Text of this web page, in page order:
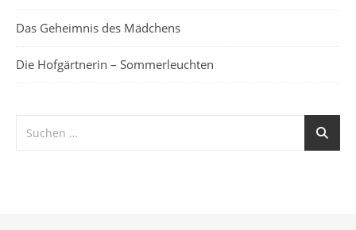
Das Geheimnis des Mädchens
Die Hofgärtnerin – Sommerleuchten